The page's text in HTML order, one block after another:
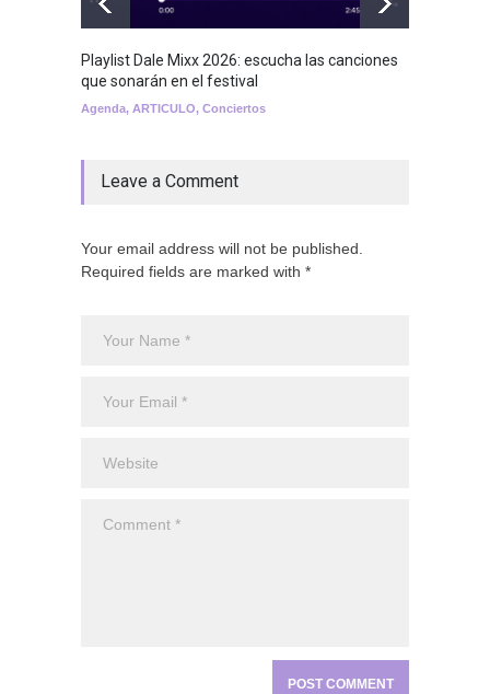
Playlist Dale Mixx 2026: escucha las canciones
que sonarán en el festival
Agenda, ARTICULO, Conciertos
Leave a Comment
Your email address will not be published.
Required fields are marked with *